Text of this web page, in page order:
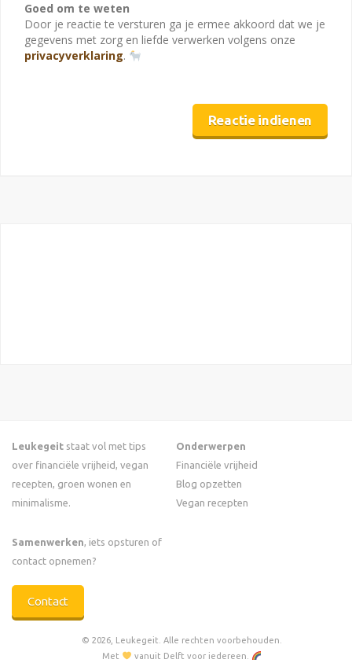
Goed om te weten
Door je reactie te versturen ga je ermee akkoord dat we je
gegevens met zorg en liefde verwerken volgens onze
privacyverklaring.
Leukegeit staat vol met tips
over financiële vrijheid, vegan
recepten, groen wonen en
minimalisme.
Samenwerken, iets opsturen of
contact opnemen?
Contact
Onderwerpen
Financiële vrijheid
Blog opzetten
Vegan recepten
© 2026, Leukegeit. Alle rechten voorbehouden.
Met
vanuit Delft voor iedereen.